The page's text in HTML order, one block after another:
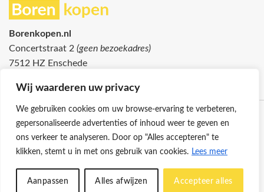
Wij waarderen uw privacy
We gebruiken cookies om uw browse-ervaring te verbeteren,
gepersonaliseerde advertenties of inhoud weer te geven en
ons verkeer te analyseren. Door op "Alles accepteren" te
klikken, stemt u in met ons gebruik van cookies. Lees meer
Aanpassen Alles afwijzen Accepteer alles
Borenkopen.nl
Concertstraat 2 (geen bezoekadres)
7512 HZ Enschede